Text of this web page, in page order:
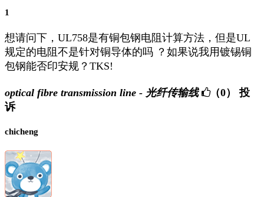
1
想请问下，UL758是有铜包钢电阻计算方法，但是UL
规定的电阻不是针对铜导体的吗 ？如果说我用镀锡铜
包钢能否印安规？TKS!
optical fibre transmission line - 光纤传输线 （0）
投
诉
chicheng